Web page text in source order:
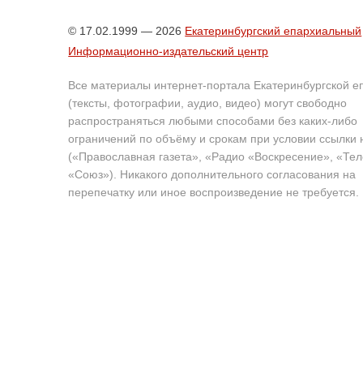
© 17.02.1999 — 2026 Екатеринбургский епархиальный
Информационно-издательский центр
Все материалы интернет-портала Екатеринбургской
(тексты, фотографии, аудио, видео) могут свободно
распространяться любыми способами без каких-либо
ограничений по объёму и срокам при условии ссылки
(«Православная газета», «Радио «Воскресение»,
«Союз»). Никакого дополнительного согласования на
перепечатку или иное воспроизведение не требуется.